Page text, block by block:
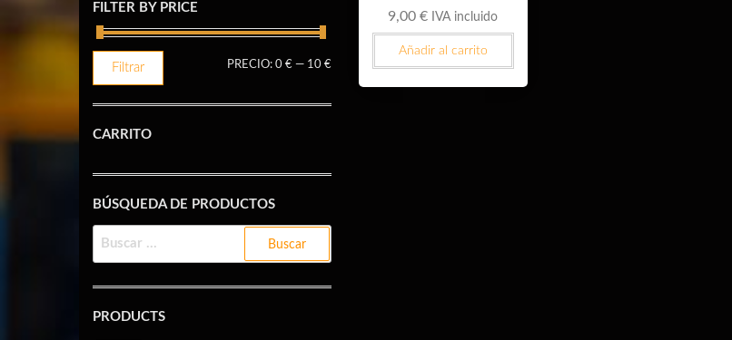
9,00€ IVA incluido
Añadir al carrito
FILTER BY PRICE
PRECIO
PRECIO
Filtrar PRECIO: 0 €— 10 €
CARRITO
BÚSQUEDA DE PRODUCTOS
BUSCAR:
PRODUCTS